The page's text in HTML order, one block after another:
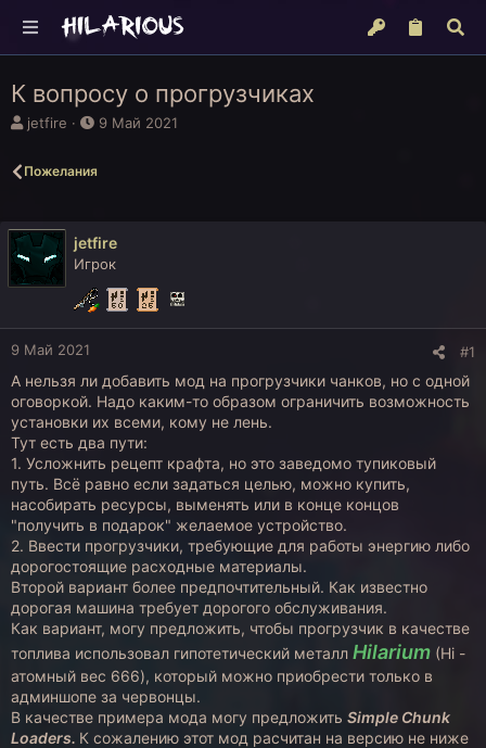
К вопросу о прогрузчиках
А
о
е
м
ы
jetfire
Д
ч
а
9 Май 2021
Пожелания
jetfire
Игрок
9 Май 2021 #1
А нельзя ли добавить мод на прогрузчики чанков, но с одной
оговоркой. Надо каким-то образом ограничить возможность
установки их всеми, кому не лень.
Тут есть два пути:
1. Усложнить рецепт крафта, но это заведомо тупиковый
путь. Всё равно если задаться целью, можно купить,
насобирать ресурсы, выменять или в конце концов
"получить в подарок" желаемое устройство.
2. Ввести прогрузчики, требующие для работы энергию либо
дорогостоящие расходные материалы.
Второй вариант более предпочтительный. Как известно
дорогая машина требует дорогого обслуживания.
Как вариант, могу предложить, чтобы прогрузчик в качестве
топлива использовал гипотетический металл Hilarium (Hi -
атомный вес 666), который можно приобрести только в
админшопе за червонцы.
В качестве примера мода могу предложить Simple Chunk
Loaders. К сожалению этот мод расчитан на версию не ниже